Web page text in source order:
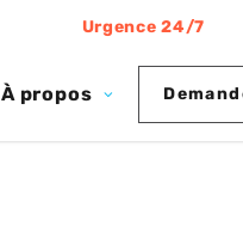
Urgence 24/7
À propos